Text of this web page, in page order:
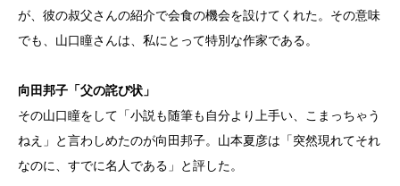
が、彼の叔父さんの紹介で会食の機会を設けてくれた。その意味
でも、山口瞳さんは、私にとって特別な作家である。
向田邦子「父の詫び状」
その山口瞳をして「小説も随筆も自分より上手い、こまっちゃう
ねえ」と言わしめたのが向田邦子。山本夏彦は「突然現れてそれ
なのに、すでに名人である」と評した。